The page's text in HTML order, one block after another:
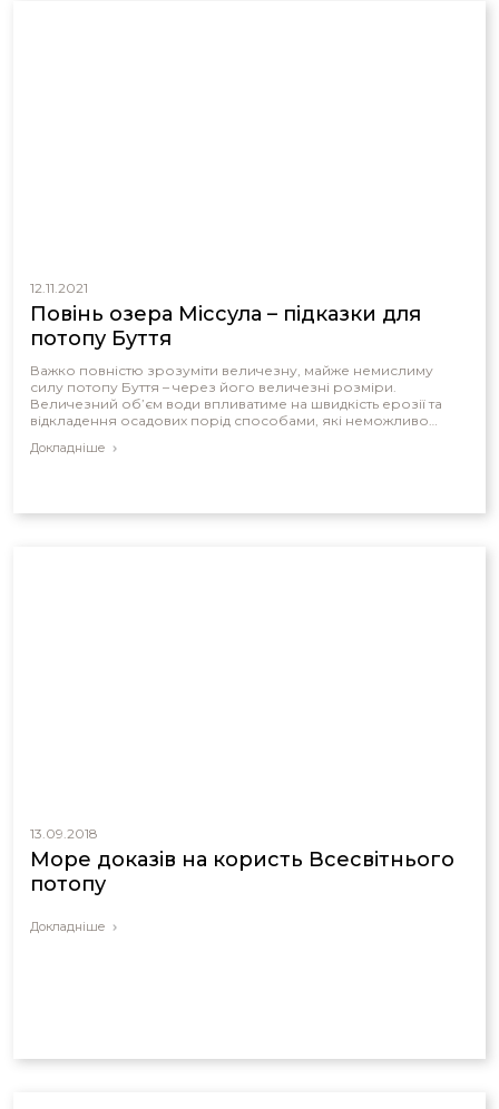
12.11.2021
Повінь озера Міссула – підказки для
потопу Буття
Важко повністю зрозуміти величезну, майже немислиму
силу потопу Буття – через його величезні розміри.
Величезний об’єм води впливатиме на швидкість ерозії та
відкладення осадових порід способами, які неможливо
утворить унікальні візерунки по всій землі. Однак, хоча це не
глобального масштабу за короткий час. Це повінь озера
Докладніше
13.09.2018
Море доказів на користь Всесвітнього
потопу
Докладніше